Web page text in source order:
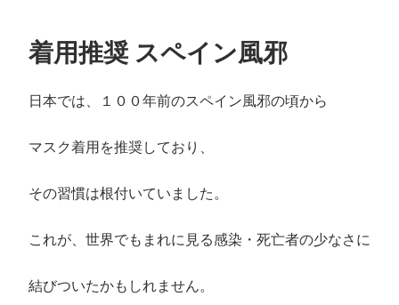
着用推奨 スペイン風邪
日本では、１００年前のスペイン風邪の頃から
マスク着用を推奨しており、
その習慣は根付いていました。
これが、世界でもまれに見る感染・死亡者の少なさに
結びついたかもしれません。